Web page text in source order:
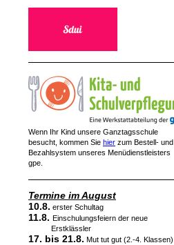
Wenn Ihr Kind unsere Ganztagsschule
besucht, kommen Sie hier zum Bestell- und
Bezahlsystem unseres Menüdienstleisters
gpe.
Termine im August
10.8. erster Schultag
11.8. Einschulungsfeiern der neue
Erstklässler
17. bis 21.8. Mut tut gut (2.-4. Klassen)